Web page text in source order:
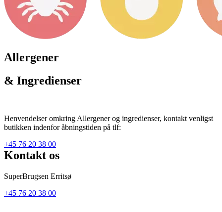
Allergener
& Ingredienser
Henvendelser omkring Allergener og ingredienser, kontakt venligst
butikken indenfor åbningstiden på tlf:
+45 76 20 38 00
Kontakt os
SuperBrugsen Erritsø
+45 76 20 38 00